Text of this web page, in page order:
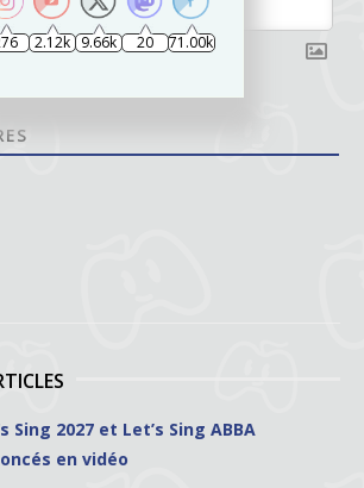
Sing 2027 et Let’s Sing ABBA
en vidéo
2.12k 9.66k 20 71.00k